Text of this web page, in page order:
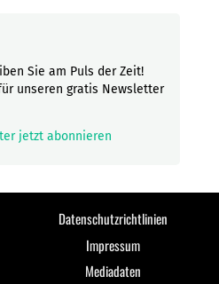
Sie am Puls der Zeit!
unseren gratis Newsletter
jetzt abonnieren
Datenschutzrichtlinien
Impressum
Mediadaten